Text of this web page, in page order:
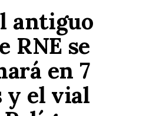
antiguo
RNE se
en 7
y el vial